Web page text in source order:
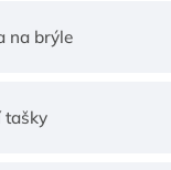
na brýle
tašky